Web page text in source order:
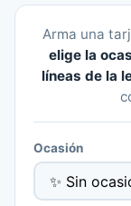
Arma una
elige la
líneas de la
Ocasión